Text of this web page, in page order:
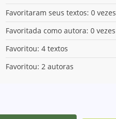
Favoritaram seus textos: 0 vezes
Favoritada como autora: 0 vezes
Favoritou: 4 textos
Favoritou: 2 autoras